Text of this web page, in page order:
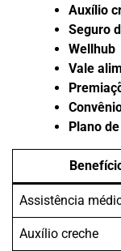
Auxílio
Seguro
Wellhub
Vale
Plano
Assistência
Auxílio creche